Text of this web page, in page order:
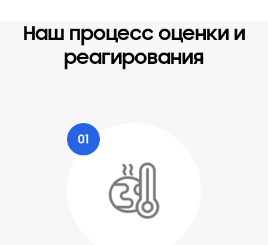
Наш процесс оценки и
реагирования
01